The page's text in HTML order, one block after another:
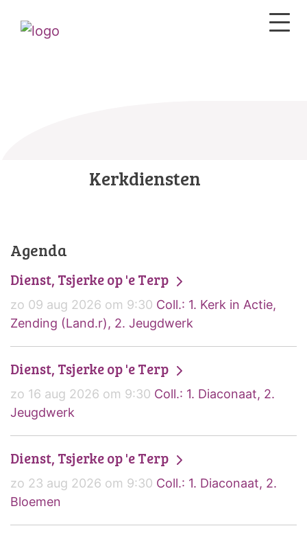
Kerkdiensten
Agenda
Dienst, Tsjerke op 'e Terp
zo 09 aug 2026 om 9:30 Coll.: 1. Kerk in Actie,
Zending (Land.r), 2. Jeugdwerk
Dienst, Tsjerke op 'e Terp
zo 16 aug 2026 om 9:30 Coll.: 1. Diaconaat, 2.
Jeugdwerk
Dienst, Tsjerke op 'e Terp
zo 23 aug 2026 om 9:30 Coll.: 1. Diaconaat, 2.
Bloemen